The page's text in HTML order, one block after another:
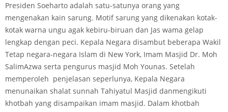
Presiden Soeharto adalah satu-satunya orang yang
mengenakan kain sarung. Motif sarung yang dikenakan kotak-
kotak warna ungu agak kebiru-biruan dan Jas wama gelap
lengkap dengan peci. Kepala Negara disambut beberapa Wakil
Tetap negara-negara Islam di New York, Imam Masjid Dr. Moh
SalimAzwa serta pengurus masjid Moh Younas. Setelah
memperoleh penjelasan seperlunya, Kepala Negara
menunaikan shalat sunnah Tahiyatul Masjid danmengikuti
khotbah yang disampaikan imam masjid. Dalam khotbah